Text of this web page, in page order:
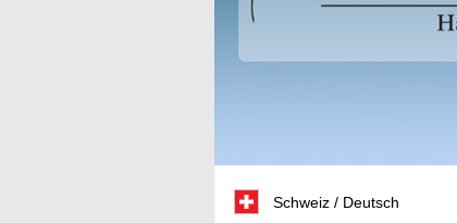
Schweiz / Deutsch